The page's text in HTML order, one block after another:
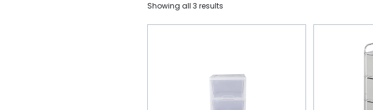
Showing all 3 results